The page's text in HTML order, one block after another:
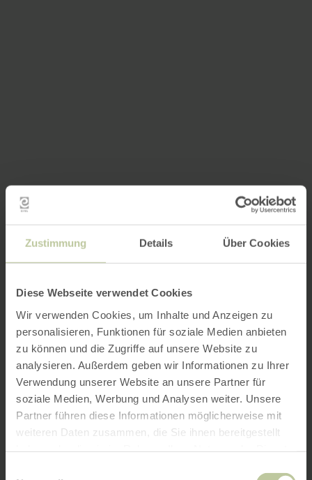
Zustimmung Details Über Cookies
Diese Webseite verwendet Cookies
Wir verwenden Cookies, um Inhalte und Anzeigen zu
personalisieren, Funktionen für soziale Medien anbieten
zu können und die Zugriffe auf unsere Website zu
analysieren. Außerdem geben wir Informationen zu Ihrer
Verwendung unserer Website an unsere Partner für
soziale Medien, Werbung und Analysen weiter. Unsere
Partner führen diese Informationen möglicherweise mit
weiteren Daten zusammen, die Sie ihnen bereitgestellt